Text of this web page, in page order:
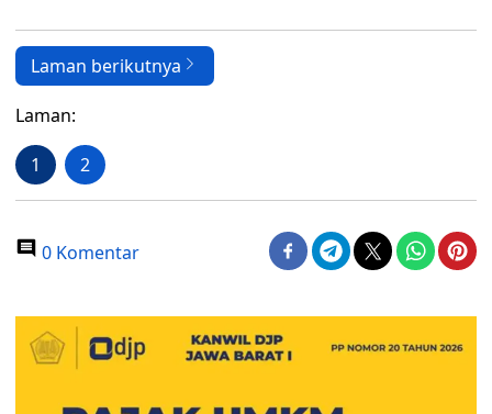
Laman berikutnya
Laman:
1 2
0 Komentar